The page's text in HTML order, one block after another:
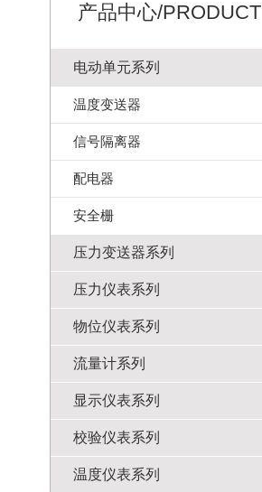
产品中心/PRODUCT
电动单元系列
温度变送器
信号隔离器
配电器
安全栅
压力变送器系列
压力仪表系列
物位仪表系列
流量计系列
显示仪表系列
校验仪表系列
温度仪表系列